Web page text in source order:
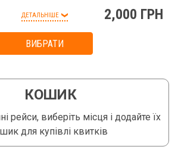
ДЕТАЛЬНІШЕ 2,000 ГРН
ВИБРАТИ
Не доступно
КОШИК
рейси, виберіть місця і додайте їх
для купівлі квитків